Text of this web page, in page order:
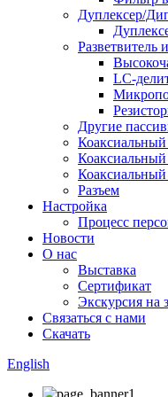
Дуплексер/
Разветвитель
LC-
Другие
Коаксиальный
Разъем
Настройка
Процесс
Новости
О нас
Выставка
Сертификат
Экскурсия на
Связаться с нами
Скачать
English